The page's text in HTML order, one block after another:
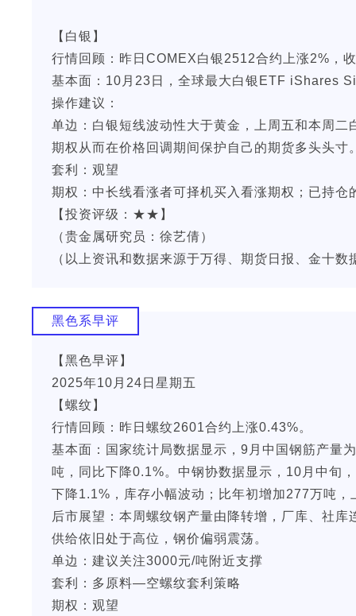
【白银】
行情回顾：昨日COMEX白银2512合约上涨2%，
基本面：10月23日，全球最大白银ETF iShares
操作建议：
单边：白银短线波动性大于黄金，上周五和本周
期权从而在价格回调期间保护自己的期货多头头
套利：观望
期权：中长线看涨者可择机买入看涨期权；已持
【投资评级：★★】
（贵金属研究员：徐艺倩）
（以上资讯和数据来源于万得、期货日报、金十数
黑色系早评
【黑色早评】
2025年10月24日星期五
【螺纹】
行情回顾：昨日螺纹2601合约上涨0.43%。
基本面：国家统计局数据显示，9月中国钢筋产量
吨，同比下降0.1%。中钢协数据显示，10月中旬
下降1.1%，库存小幅波动；比年初增加277万吨
后市展望：本周螺纹钢产量由降转增，厂库、社
供给依旧处于高位，钢价偏弱震荡。
单边：建议关注3000元/吨附近支撑
套利：多原料—空螺纹套利策略
期权：观望